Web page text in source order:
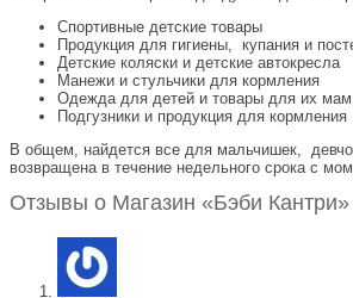
Спортивные детские товары
Продукция для гигиены, купания и
Детские коляски и детские автокресла
Манежи и стульчики для кормления
Одежда для детей и товары для их мам
Подгузники и продукция для кормления
В общем, найдется все для мальчишек,
возвращена в течение недельного срока с
Отзывы о Магазин «Бэби Кантри»